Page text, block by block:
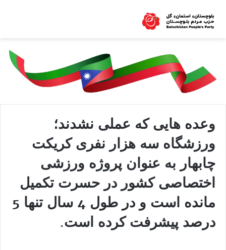
وعده هایی که عملی نشدند؛
ورزشگاه سه هزار نفری کریکت
چابهار به عنوان پروژه ورزشی
اختصاصی کشور در حسرت تکمیل
مانده است و در طول 4 سال تنها 5
درصد پیشرفت کرده است.